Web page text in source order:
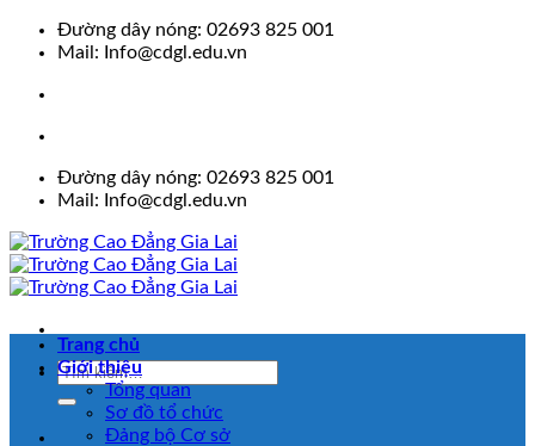
Skip
Đường dây nóng: 02693 825 001
Mail: Info@cdgl.edu.vn
Đường dây nóng: 02693 825 001
Mail: Info@cdgl.edu.vn
Trang chủ
Giới thiệu
Tổng quan
Sơ đồ tổ chức
Đảng bộ Cơ sở